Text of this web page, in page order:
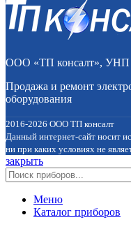
ООО «ТП консалт», УНП
Продажа и ремонт
оборудования
2016-2026 ООО ТП консалт
Данный интернет-сайт носит
ни при каких условиях не
закрыть
Меню
Каталог приборов